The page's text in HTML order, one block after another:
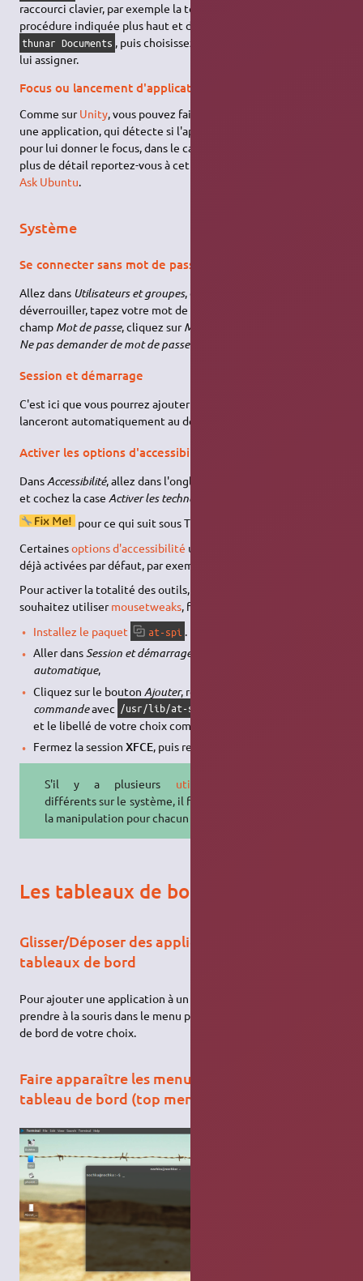
raccourci clavier, par exemple la touche
procédure indiquée plus haut et dans
thunar Documents , puis choisissez la touche que vous voulez
lui assigner.
Focus ou lancement d'application
Comme surUnity, vous pouvez faire un raccourci clavier vers
une application, qui détecte si l'application est déjà lancée
pour lui donner le focus, dans le cas contraire il la lance… Pour
plus de détail reportez-vous à cette documentation sur (
Ask Ubuntu.
Système
Se connecter sans mot de passe
Allez dans Utilisateurs et groupes, cliquez sur l'icône
déverrouiller, tapez votre mot de passe administrateur. Dans la
champ Mot de passe, cliquez surModifier
Ne pas demander de mot de passe à la connexion
Session et démarrage
C'est ici que vous pourrez ajouter des applications qui se
lanceront automatiquement au démarrage de votre session.
Activer les options d'accessibilité
DansAccessibilité, allez dans l'onglet
et cochez la case Activer les technologies d'assistance
pour ce qui suit sous Trusty
Certainesoptions d'accessibilité utilisées par
déjà activées par défaut, par exemple le
Pour activer la totalité des outils, par exemple, si vous
souhaitez utilisermousetweaks, faites ceci :
Installez le paquet
at-spi .
Aller dansSession et démarrage
automatique,
Cliquez sur le bouton Ajouter, renseignez le champs
commandeavec /usr/lib/at-spi-core/at-spi-registryd
et le libellé de votre choix comme
Fermez la session XFCE, puis relancez-la.
S'il y a plusieurs utilisateurs
différents sur le système, il faut faire
la manipulation pour chacun d'eux.
Les tableaux de bord
Glisser/Déposer des applications sur les
tableaux de bord
Pour ajouter une application à un tableau de bord il suffit de la
prendre à la souris dans le menu pour la relâcher sur le tableau
de bord de votre choix.
Faire apparaître les menus applications dans le
tableau de bord (top menu)